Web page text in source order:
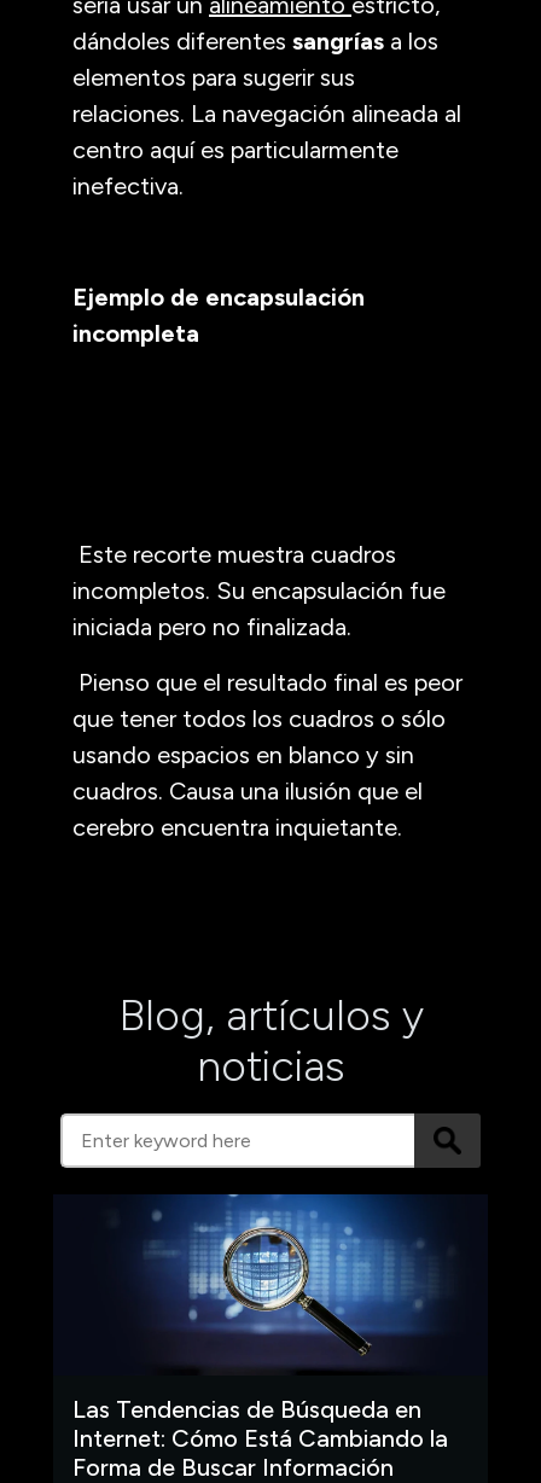
dándoles diferentes sangrías a los
elementos para sugerir sus
relaciones. La navegación alineada al
centro aquí es particularmente
inefectiva.
Ejemplo de encapsulación
incompleta
Este recorte muestra cuadros
incompletos. Su encapsulación fue
iniciada pero no finalizada.
Pienso que el resultado final es peor
que tener todos los cuadros o sólo
usando espacios en blanco y sin
cuadros. Causa una ilusión que el
cerebro encuentra inquietante.
Blog, artículos y
noticias
Las Tendencias de Búsqueda en
Internet: Cómo Está Cambiando la
Forma de Buscar Información